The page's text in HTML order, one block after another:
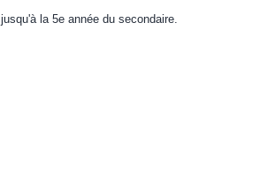
la 5e année du secondaire.